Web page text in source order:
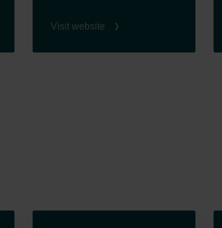
Visit website